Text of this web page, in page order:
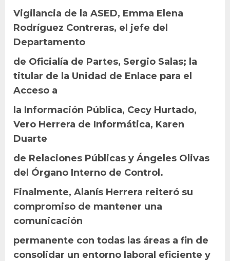
Vigilancia de la ASED, Emma Elena
Rodríguez Contreras, el jefe del
Departamento
de Oficialía de Partes, Sergio Salas; la
titular de la Unidad de Enlace para el
Acceso a
la Información Pública, Cecy Hurtado,
Vero Herrera de Informática, Karen
Duarte
de Relaciones Públicas y Ángeles Olivas
del Órgano Interno de Control.
Finalmente, Alanís Herrera reiteró su
compromiso de mantener una
comunicación
permanente con todas las áreas a fin de
consolidar un entorno laboral eficiente y